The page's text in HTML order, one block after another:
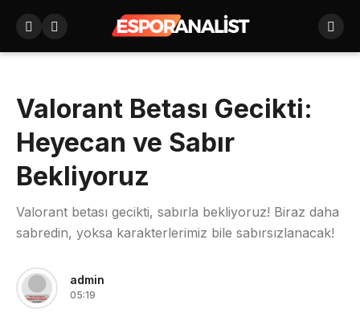
Valorant Betası Gecikti:
Heyecan ve Sabır
Bekliyoruz
Valorant betası gecikti, sabırla bekliyoruz! Biraz daha
sabredin, yoksa karakterlerimiz bile sabırsızlanacak!
admin
05:19